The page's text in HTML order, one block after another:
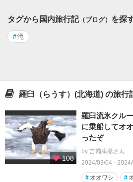
タグから国内旅行記（ブログ） を探
#滝
羅臼（らうす）(北海道) の旅行
108
羅臼流氷クル
に乗船してオ
ったぞ
by 吉備津彦さん
2024/03/04 -
# オオワシ #